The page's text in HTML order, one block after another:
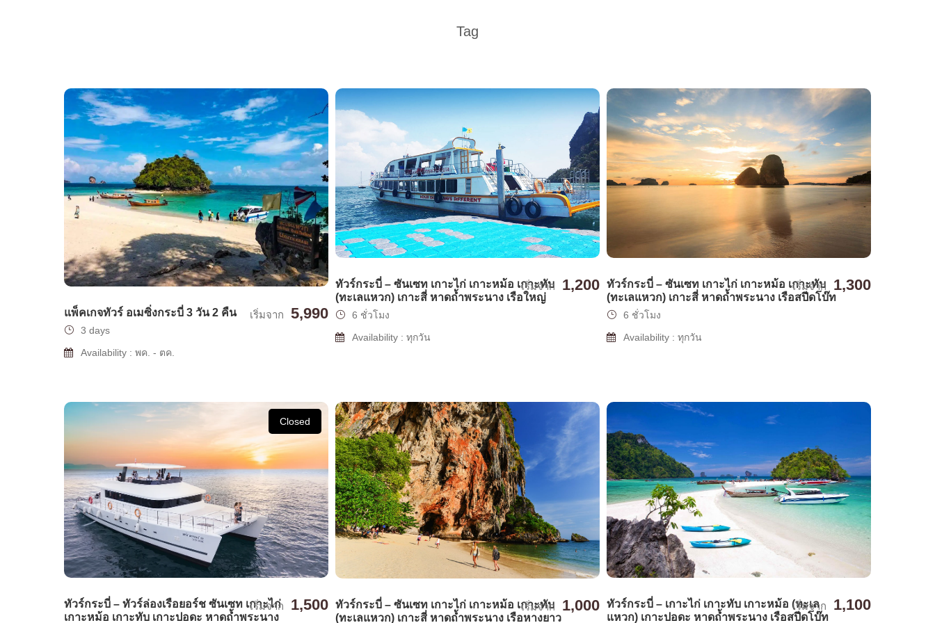
Tag
แพ็คเกจทัวร์ อเมซิ่งกระบี่ 3 วัน 2 คืน เริ่มจาก 5,990
3 days
Availability : พค. - ตค.
ทัวร์กระบี่ – ซันเซท เกาะไก่ เกาะหม้อ เกาะทับ
(ทะเลแหวก) เกาะสี่ หาดถ้ำพระนาง เรือใหญ่
เริ่มจาก 1,200
6 ชั่วโมง
Availability : ทุกวัน
ทัวร์กระบี่ – ซันเซท เกาะไก่ เกาะหม้อ เกาะทับ
(ทะเลแหวก) เกาะสี่ หาดถ้ำพระนาง เรือสปีดโบ๊ท
เริ่มจาก 1,300
6 ชั่วโมง
Availability : ทุกวัน
Closed
ทัวร์กระบี่ – ทัวร์ล่องเรือยอร์ช ซันเซท เกาะไก่
เกาะหม้อ เกาะทับ เกาะปอดะ หาดถ้ำพระนาง
เริ่มจาก 1,500 ทัวร์กระบี่ – ซันเซท เกาะไก่ เกาะหม้อ เกาะทับ
(ทะเลแหวก) เกาะสี่ หาดถ้ำพระนาง เรือหางยาว
เริ่มจาก 1,000 ทัวร์กระบี่ – เกาะไก่ เกาะทับ เกาะหม้อ (ทะเล
แหวก) เกาะปอดะ หาดถ้ำพระนาง เรือสปีดโบ๊ท
เริ่มจาก 1,100